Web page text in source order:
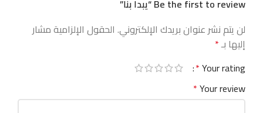
Be the first to review “يبدا بنا”
لن يتم نشر عنوان بريدك الإلكتروني. الحقول الإلزامية مشار
إليها بـ*
Your rating
*
Your review
*